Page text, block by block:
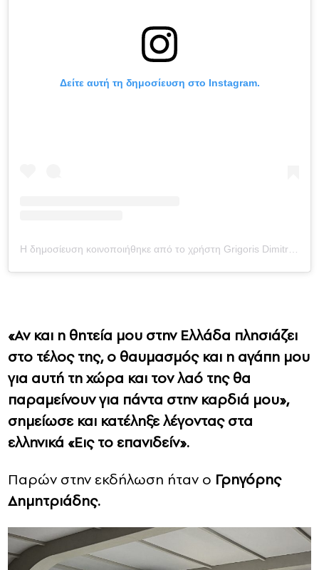
Δείτε αυτή τη δημοσίευση στο Instagram.
«Αν και η θητεία μου στην Ελλάδα πλησιάζει
στο τέλος της, ο θαυμασμός και η αγάπη μου
για αυτή τη χώρα και τον λαό της θα
παραμείνουν για πάντα στην καρδιά μου»,
σημείωσε και κατέληξε λέγοντας στα
ελληνικά «Εις το επανιδείν».
Παρών στην εκδήλωση ήταν ο Γρηγόρης
Δημητριάδης.